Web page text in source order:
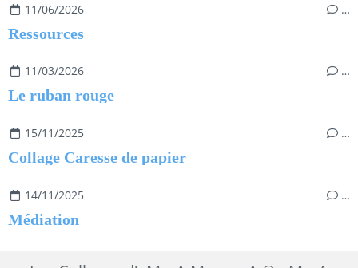
11/06/2026 …
Ressources
11/03/2026 …
Le ruban rouge
15/11/2025 …
Collage Caresse de papier
14/11/2025 …
Médiation